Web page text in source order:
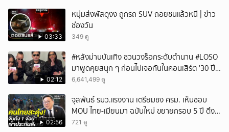
03:33
หนุ่มส่งพัสดุงง ถูกรถ SUV ถอยชนแล้วหนี | ข่าว
ช่องวัน
349 ดู
02:12
#หลังม่านบันเทิง ชวนวงร็อกระดับตำนาน #LOSO
มาพูดคุยสนุก ๆ ก่อนไปเจอกันในคอนเสิร์ต '30 ปี
LOSO นานเท่าไรก็รอ'
6,641,499 ดู
02:56
จุลพันธ์ รมว.แรงงาน เตรียมชง ครม. เห็นชอบ
MOU ไทย-เมียนมา ฉบับใหม่ ขยายกรอบ 5 ปี ดึง
แรงงานเข้าระบบ
721 ดู